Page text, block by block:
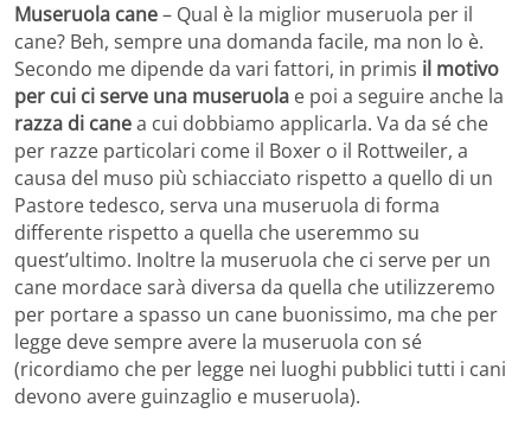
Museruola cane– Qual è la miglior museruola per il
cane? Beh, sempre una domanda facile, ma non lo è.
Secondo me dipende da vari fattori, in primis il motivo
per cui ci serve una museruola e poi a seguire anche la
razza di canea cui dobbiamo applicarla. Va da sé che
per razze particolari come il Boxer o il Rottweiler, a
causa del muso più schiacciato rispetto a quello di un
Pastore tedesco, serva una museruola di forma
differente rispetto a quella che useremmo su
quest’ultimo. Inoltre la museruola che ci serve per un
cane mordace sarà diversa da quella che utilizzeremo
per portare a spasso un cane buonissimo, ma che per
legge deve sempre avere la museruola con sé
(ricordiamo che per legge nei luoghi pubblici tutti i cani
devono avere guinzaglio e museruola).